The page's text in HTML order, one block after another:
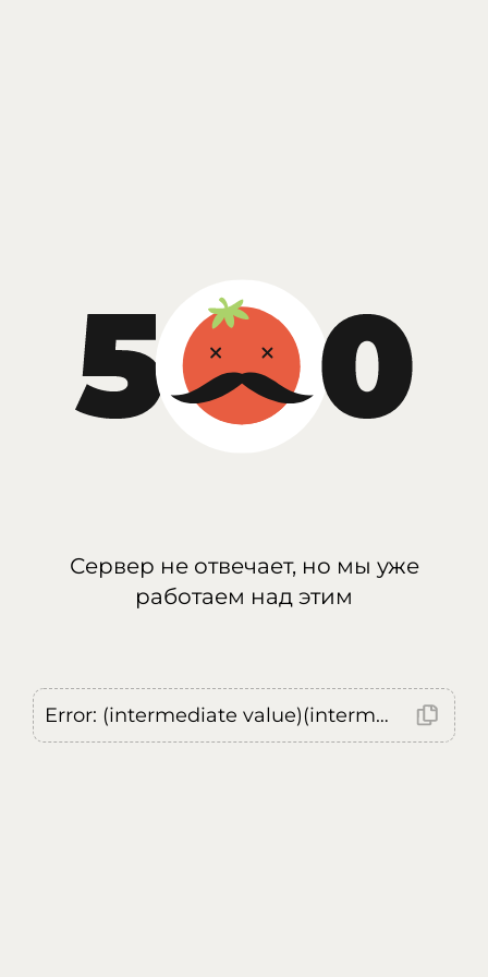
Сервер не отвечает, но мы уже
работаем над этим
Error: (intermediate value)(intermediate value)(intermediate value).replaceAll is not a function